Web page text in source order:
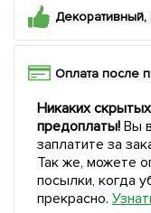
Декоративный,
Оплата после
Никаких
предоплаты!Вы
заплатите за
Так же, можете
посылки, когда
прекрасно.